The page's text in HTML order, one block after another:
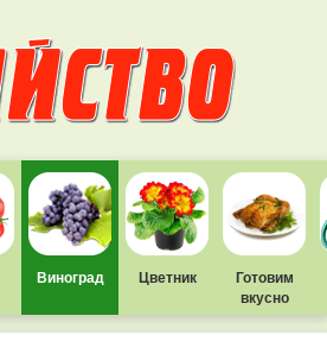
Виноград Цветник
Готовим
вкусно